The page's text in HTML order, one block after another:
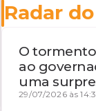
Radar
O
ao
uma
de terceira
29/07/2026 às